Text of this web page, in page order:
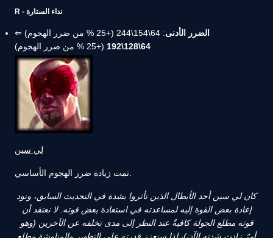
R - نداء الستارة
الضرر الأدنى: 64\154\244 (+25 % من ضرر الهجوم) ⇐
64\128\192
(+25 % من ضرر الهجوم)
لي سين
كان لي سين أحد الأبطال الذين تأثروا بشدة في التحديث السابق، ونود
إعادة بعض القوة إليه لمساعدته في استعادة بعض قوته. لا نعتقد أن
قوته مطلع الجولة كافيةٌ عند النظر إلى مدى تخلفه عن الآخرين (وهو